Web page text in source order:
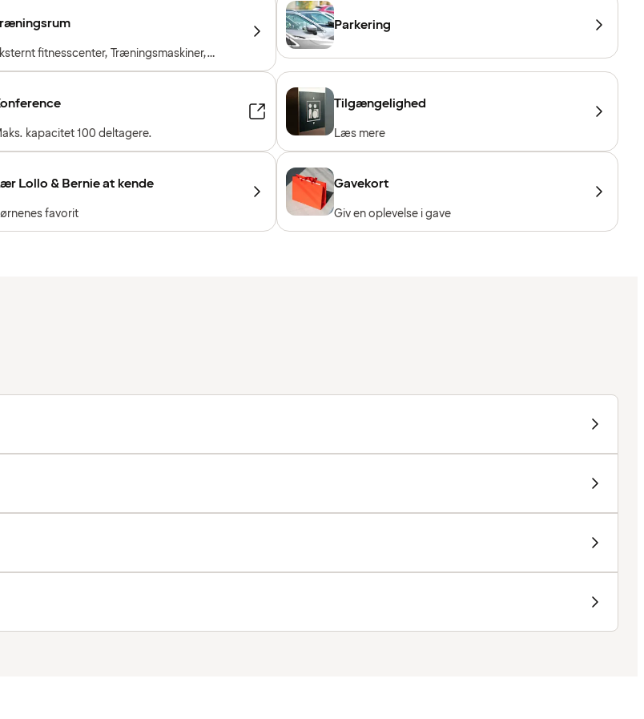
fitnesscenter, Træningsmaskiner,
Frie vægte, Gratis entré for
Parkering
kapacitet 100 deltagere.
Tilgængelighed
Læs mere
Lollo & Bernie at kende
favorit
Gavekort
Giv en oplevelse i gave